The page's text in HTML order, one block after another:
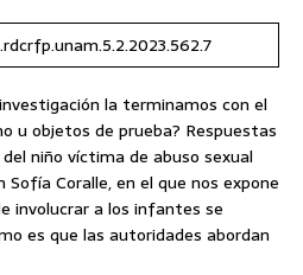
la terminamos con el
u objetos de prueba? Respuestas
niño víctima de abuso sexual
Sofía Coralle, en el que nos expone
involucrar a los infantes se
es que las autoridades abordan